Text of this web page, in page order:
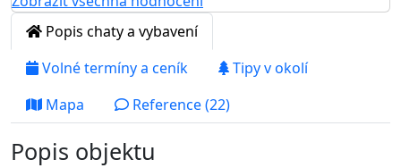
Popis chaty a vybavení
Volné termíny a ceník
Tipy v okolí
Mapa
Reference (22)
Popis objektu